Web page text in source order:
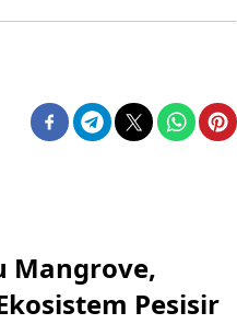
Mangrove,
Pesisir